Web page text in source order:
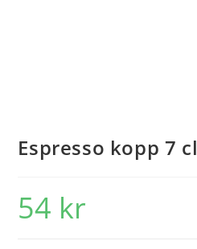
Espresso kopp 7 cl
54 kr